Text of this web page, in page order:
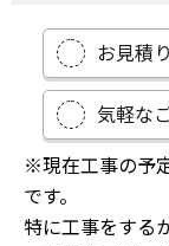
お見積り
気軽な
※現在工事の予
です。
特に工事をする